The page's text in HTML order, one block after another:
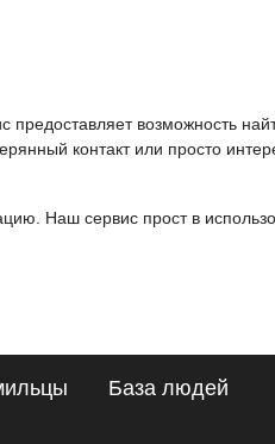
возможность
контакт или просто
Наш сервис прост в
База людей